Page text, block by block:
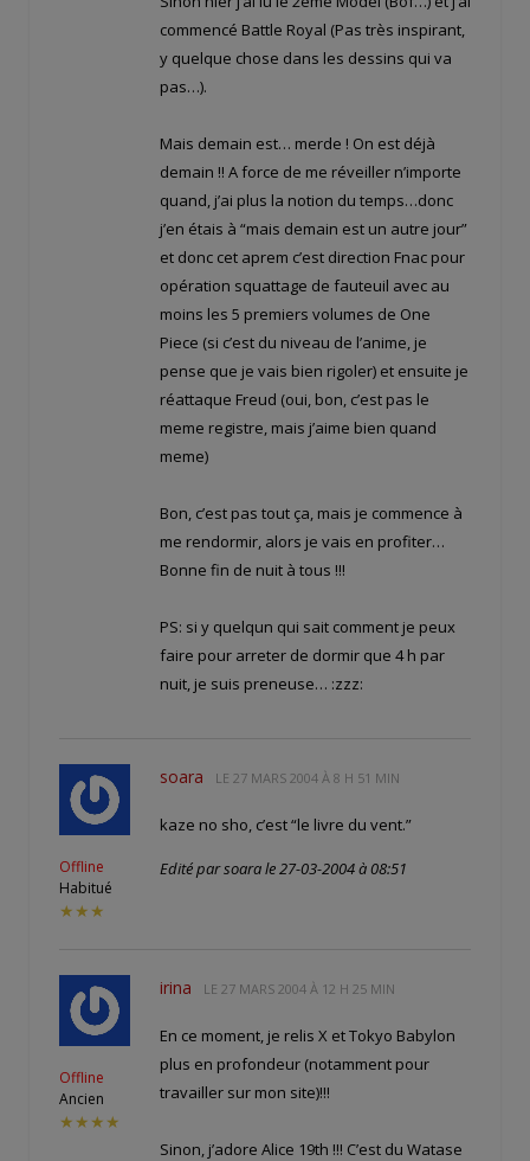
commencé Battle Royal (Pas très inspirant,
y quelque chose dans les dessins qui va
pas…).
Mais demain est… merde ! On est déjà
demain !! A force de me réveiller n’importe
quand, j’ai plus la notion du temps…donc
j’en étais à “mais demain est un autre jour”
et donc cet aprem c’est direction Fnac pour
opération squattage de fauteuil avec au
moins les 5 premiers volumes de One
Piece (si c’est du niveau de l’anime, je
pense que je vais bien rigoler) et ensuite je
réattaque Freud (oui, bon, c’est pas le
meme registre, mais j’aime bien quand
meme)
Bon, c’est pas tout ça, mais je commence à
me rendormir, alors je vais en profiter…
Bonne fin de nuit à tous !!!
PS: si y quelqun qui sait comment je peux
faire pour arreter de dormir que 4 h par
nuit, je suis preneuse… :zzz:
Offline
Habitué
★★★
soara LE 27 MARS 2004 À 8 H 51 MIN
kaze no sho, c’est “le livre du vent.”
Edité par soara le 27-03-2004 à 08:51
Offline
Ancien
★★★★
irina LE 27 MARS 2004 À 12 H 25 MIN
En ce moment, je relis X et Tokyo Babylon
plus en profondeur (notamment pour
travailler sur mon site)!!!
Sinon, j’adore Alice 19th !!! C’est du Watase